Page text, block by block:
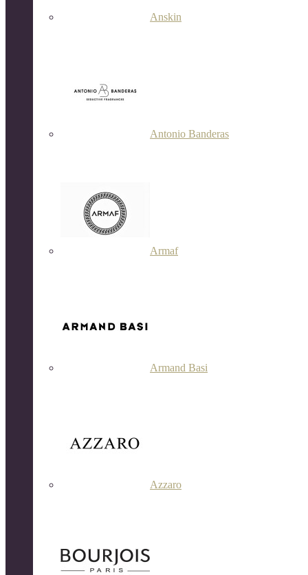
Anskin
Antonio Banderas
Armaf
Armand Basi
Azzaro